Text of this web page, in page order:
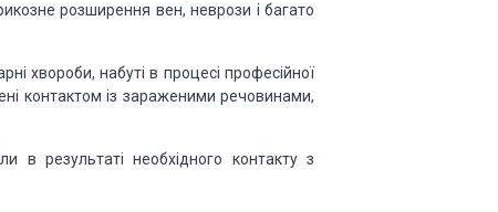
розширення вен, неврози і багато
хвороби, набуті в процесі професійної
контактом із зараженими речовинами,
в результаті необхідного контакту з